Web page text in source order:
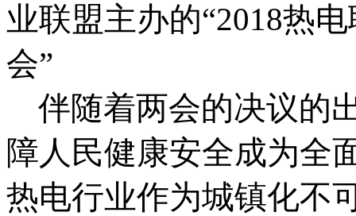
业联盟主办的“2018热
会”
伴随着两会的决议的
障人民健康安全成为全
热电行业作为城镇化不